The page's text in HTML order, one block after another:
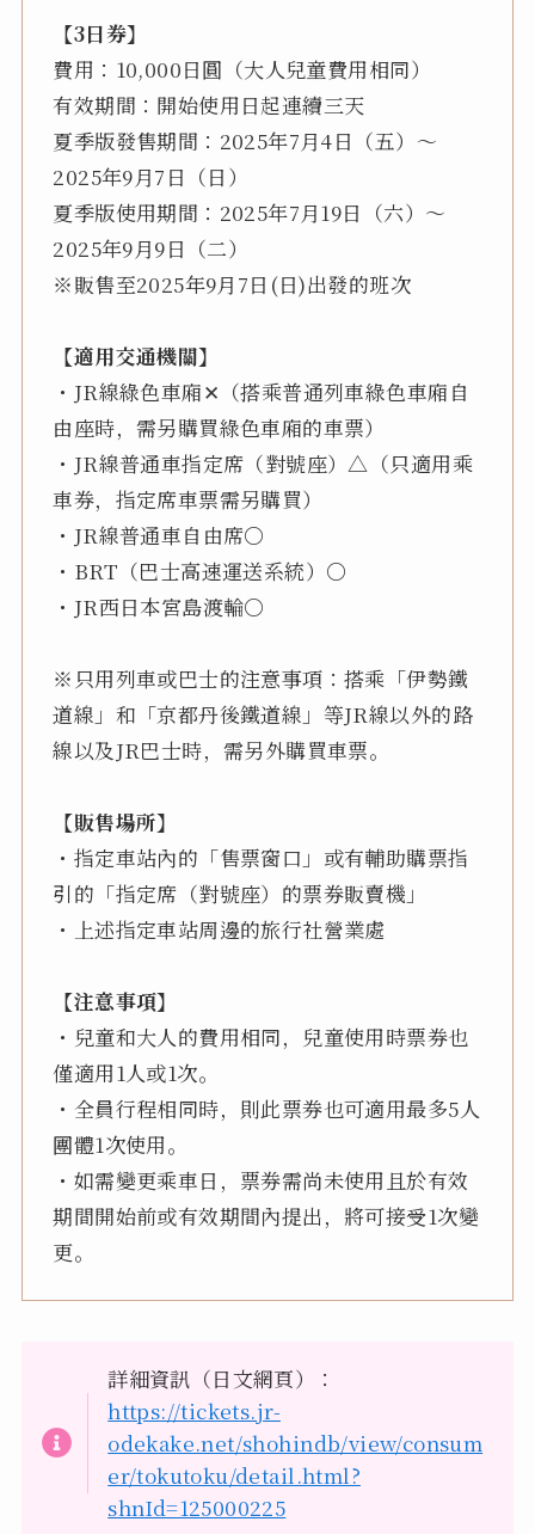
【3日券】
費用：10,000日圓（大人兒童費用相同）
有效期間：開始使用日起連續三天
夏季版發售期間：2025年7月4日（五）～
2025年9月7日（日）
夏季版使用期間：2025年7月19日（六）～
2025年9月9日（二）
※販售至2025年9月7日(日)出發的班次
【適用交通機關】
・JR線綠色車廂✕（搭乘普通列車綠色車廂自
由座時，需另購買綠色車廂的車票）
・JR線普通車指定席（對號座）△（只適用乘
車券，指定席車票需另購買）
・JR線普通車自由席〇
・BRT（巴士高速運送系統）〇
・JR西日本宮島渡輪〇
※只用列車或巴士的注意事項：搭乘「伊勢鐵
道線」和「京都丹後鐵道線」等JR線以外的路
線以及JR巴士時，需另外購買車票。
【販售場所】
・指定車站內的「售票窗口」或有輔助購票指
引的「指定席（對號座）的票券販賣機」
・上述指定車站周邊的旅行社營業處
【注意事項】
・兒童和大人的費用相同，兒童使用時票券也
僅適用1人或1次。
・全員行程相同時，則此票券也可適用最多5人
團體1次使用。
・如需變更乘車日，票券需尚未使用且於有效
期間開始前或有效期間內提出，將可接受1次變
更。
詳細資訊（日文網頁）：
https://tickets.jr-
odekake.net/shohindb/view/consum
er/tokutoku/detail.html?
shnId=125000225